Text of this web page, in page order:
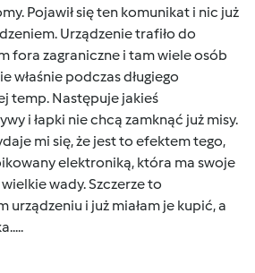
Pojawił się ten komunikat i nic już
Urządzenie trafiło do
fora zagraniczne i tam wiele osób
właśnie podczas długiego
temp. Następuje jakieś
i łapki nie chcą zamknąć już misy.
mi się, że jest to efektem tego,
elektroniką, która ma swoje
wady. Szczerze to
urządzeniu i już miałam je kupić, a